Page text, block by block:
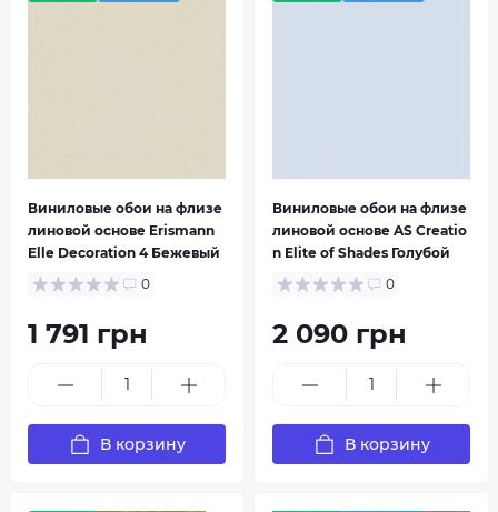
BN International Cristiana Masi
Виниловые обои на флизе
линовой основе Erismann
Elle Decoration 4 Бежевый
0
1 791 грн
В корзину
Виниловые обои на флизе
линовой основе AS Creatio
n Elite of Shades Голубой
0
2 090 грн
В корзину